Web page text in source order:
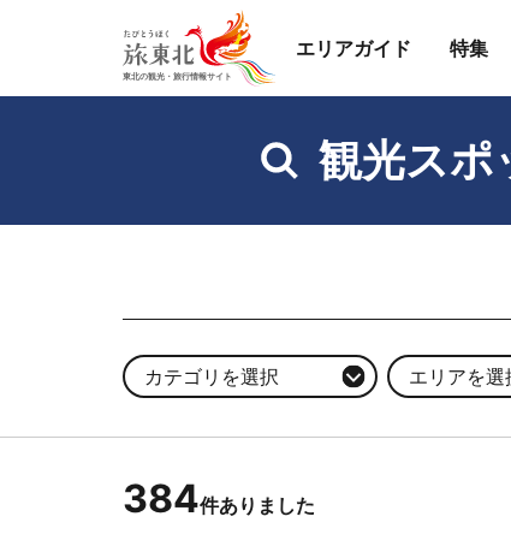
エリアガイド 特集
観光スポ
カテゴリを選択 エリアを選
384件ありました